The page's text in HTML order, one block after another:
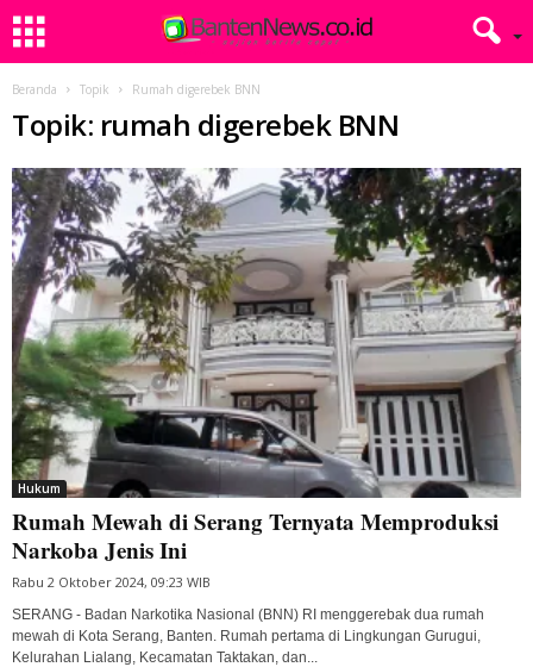
Beranda Topik Rumah digerebek BNN
Topik: rumah digerebek BNN
Hukum
Rumah Mewah di Serang Ternyata Memproduksi
Narkoba Jenis Ini
Rabu 2 Oktober 2024, 09:23 WIB
SERANG - Badan Narkotika Nasional (BNN) RI menggerebak dua rumah
mewah di Kota Serang, Banten. Rumah pertama di Lingkungan Gurugui,
Kelurahan Lialang, Kecamatan Taktakan, dan...